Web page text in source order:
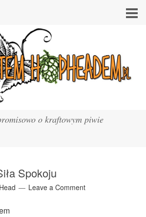
o kraftowym piwie
Spokoju
Leave a Comment